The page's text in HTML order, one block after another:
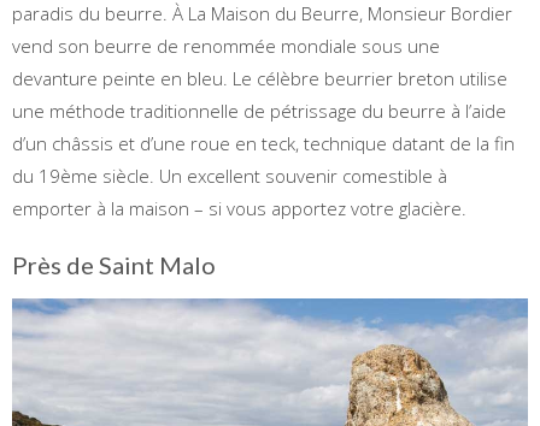
paradis du beurre. À La Maison du Beurre, Monsieur Bordier
vend son beurre de renommée mondiale sous une
devanture peinte en bleu. Le célèbre beurrier breton utilise
une méthode traditionnelle de pétrissage du beurre à l’aide
d’un châssis et d’une roue en teck, technique datant de la fin
du 19ème siècle. Un excellent souvenir comestible à
emporter à la maison – si vous apportez votre glacière.
Près de Saint Malo